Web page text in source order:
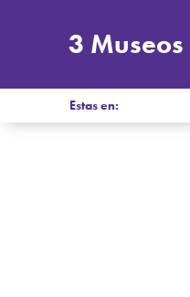
3 Museos
Estas en: